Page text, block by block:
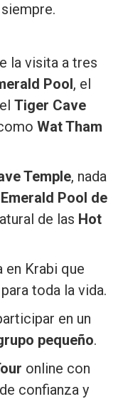
la visita a tres
Pool, el
Tiger Cave
Wat Tham
Temple, nada
Emerald Pool de
de las Hot
en Krabi que
toda la vida.
en un
pequeño.
online con
confianza y